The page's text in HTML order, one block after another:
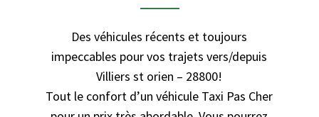
Des véhicules récents et toujours
impeccables pour vos trajets vers/depuis
Villiers st orien – 28800!
Tout le confort d’un véhicule Taxi Pas Cher